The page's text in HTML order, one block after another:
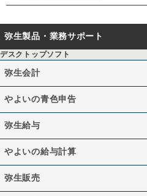
弥生製品・業務サポート
デスクトップソフト
弥生会計
やよいの青色申告
弥生給与
やよいの給与計算
弥生販売